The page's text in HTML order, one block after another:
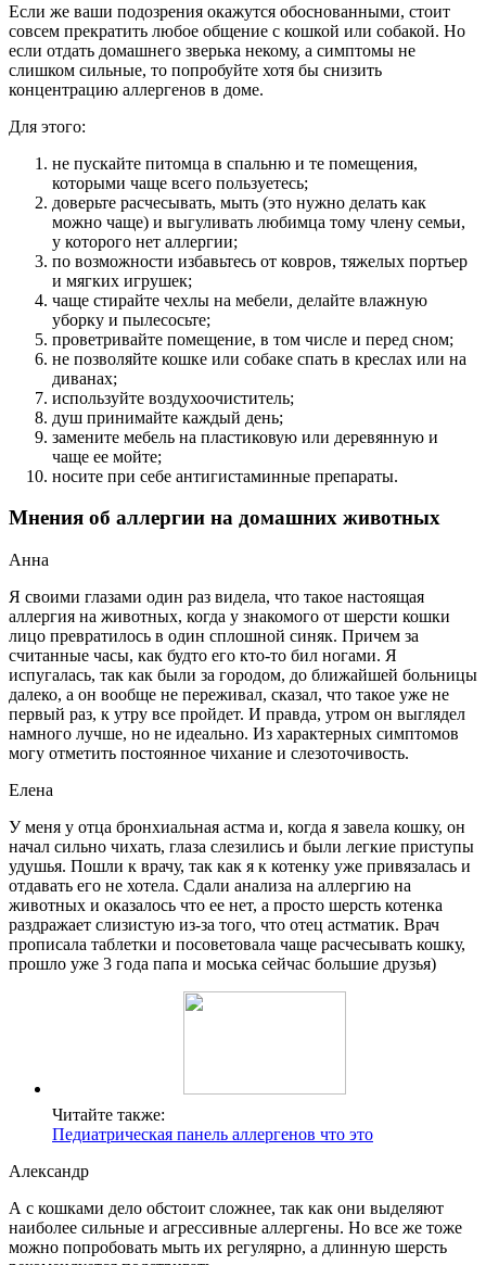
Если же ваши подозрения окажутся обоснованными, стоит
совсем прекратить любое общение с кошкой или собакой. Но
если отдать домашнего зверька некому, а симптомы не
слишком сильные, то попробуйте хотя бы снизить
концентрацию аллергенов в доме.
Для этого:
не пускайте питомца в спальню и те помещения,
которыми чаще всего пользуетесь;
доверьте расчесывать, мыть (это нужно делать как
можно чаще) и выгуливать любимца тому члену семьи,
у которого нет аллергии;
по возможности избавьтесь от ковров, тяжелых портьер
и мягких игрушек;
чаще стирайте чехлы на мебели, делайте влажную
уборку и пылесосьте;
проветривайте помещение, в том числе и перед сном;
не позволяйте кошке или собаке спать в креслах или на
диванах;
используйте воздухоочиститель;
душ принимайте каждый день;
замените мебель на пластиковую или деревянную и
чаще ее мойте;
носите при себе антигистаминные препараты.
Мнения об аллергии на домашних животных
Анна
Я своими глазами один раз видела, что такое настоящая
аллергия на животных, когда у знакомого от шерсти кошки
лицо превратилось в один сплошной синяк. Причем за
считанные часы, как будто его кто-то бил ногами. Я
испугалась, так как были за городом, до ближайшей больницы
далеко, а он вообще не переживал, сказал, что такое уже не
первый раз, к утру все пройдет. И правда, утром он выглядел
намного лучше, но не идеально. Из характерных симптомов
могу отметить постоянное чихание и слезоточивость.
Елена
У меня у отца бронхиальная астма и, когда я завела кошку, он
начал сильно чихать, глаза слезились и были легкие приступы
удушья. Пошли к врачу, так как я к котенку уже привязалась и
отдавать его не хотела. Сдали анализа на аллергию на
животных и оказалось что ее нет, а просто шерсть котенка
раздражает слизистую из-за того, что отец астматик. Врач
прописала таблетки и посоветовала чаще расчесывать кошку,
прошло уже 3 года папа и моська сейчас большие друзья)
Читайте также:
Педиатрическая панель аллергенов что это
Александр
А с кошками дело обстоит сложнее, так как они выделяют
наиболее сильные и агрессивные аллергены. Но все же тоже
можно попробовать мыть их регулярно, а длинную шерсть